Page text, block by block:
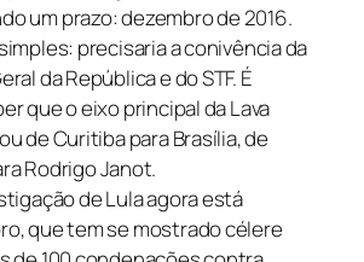
um prazo: dezembro de 2016.
precisaria a conivência da
da República e do STF. É
que o eixo principal da Lava
de Curitiba para Brasília, de
Rodrigo Janot.
de Lula agora está
que tem se mostrado célere